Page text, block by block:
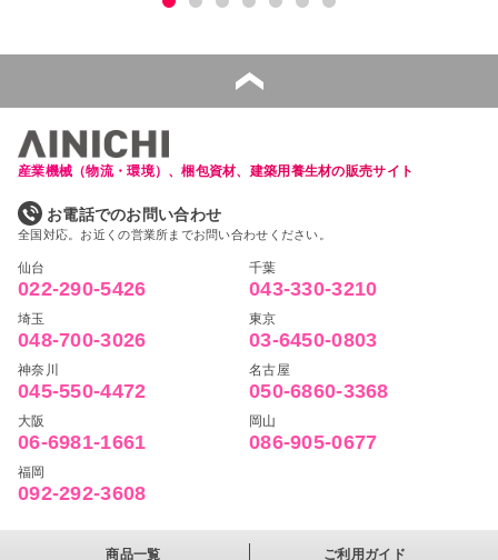
産業機械（物流・環境）、梱包資材、建築用養生材の販売サイト
お電話でのお問い合わせ
全国対応。お近くの営業所までお問い合わせください。
仙台
022-290-5426
千葉
043-330-3210
埼玉
048-700-3026
東京
03-6450-0803
神奈川
045-550-4472
名古屋
050-6860-3368
大阪
06-6981-1661
岡山
086-905-0677
福岡
092-292-3608
商品一覧 ご利用ガイド